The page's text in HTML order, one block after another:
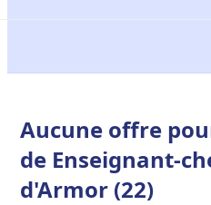
Aucune offre
de Enseignant-
d'Armor (22)